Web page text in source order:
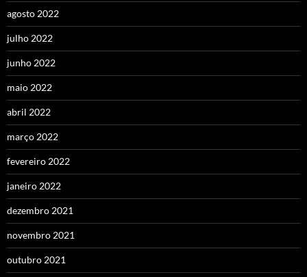
agosto 2022
julho 2022
junho 2022
maio 2022
abril 2022
março 2022
fevereiro 2022
janeiro 2022
dezembro 2021
novembro 2021
outubro 2021